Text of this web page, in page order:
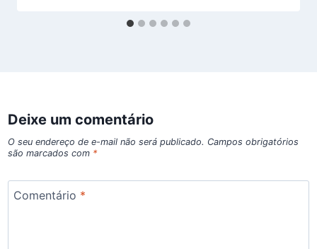
Deixe um comentário
O seu endereço de e-mail não será publicado. Campos obrigatórios
são marcados com *
Comentário *